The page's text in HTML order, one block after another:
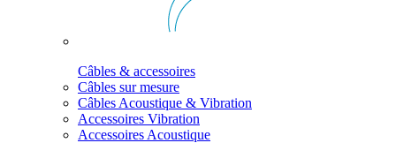
Câbles & accessoires
Câbles sur mesure
Câbles Acoustique & Vibration
Accessoires Vibration
Accessoires Acoustique